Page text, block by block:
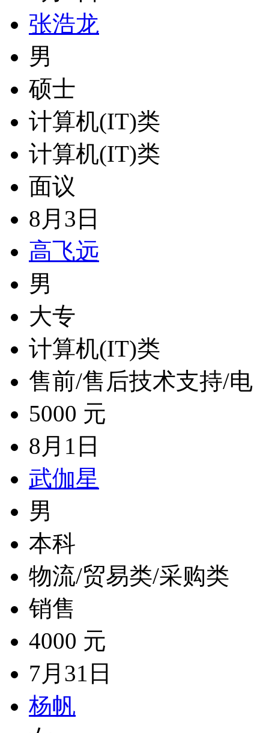
张浩龙
男
硕士
计算机(IT)类
计算机(IT)类
面议
8月3日
高飞远
男
大专
计算机(IT)类
售前/售后技术支持/电
5000 元
8月1日
武伽星
男
本科
物流/贸易类/采购类
销售
4000 元
7月31日
杨帆